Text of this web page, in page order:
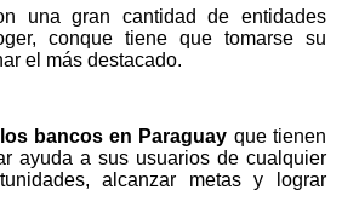
una gran cantidad de entidades
conque tiene que tomarse su
el más destacado.
los bancos en Paraguay que tienen
ayuda a sus usuarios de cualquier
alcanzar metas y lograr